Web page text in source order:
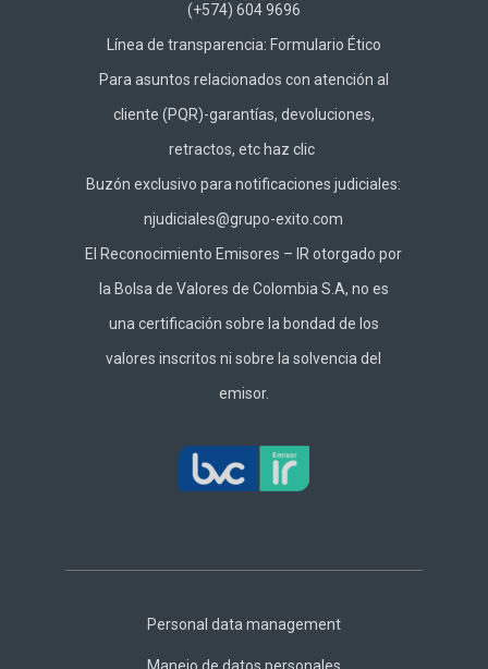
(+574) 604 9696
Línea de transparencia: Formulario Ético
Para asuntos relacionados con atención al
cliente (PQR)-garantías, devoluciones,
retractos, etc hazclic
Buzón exclusivo para notificaciones judiciales:
njudiciales@grupo-exito.com
El Reconocimiento Emisores – IR otorgado por
la Bolsa de Valores de Colombia S.A, no es
una certificación sobre la bondad de los
valores inscritos ni sobre la solvencia del
emisor.
Footer
Personal data management